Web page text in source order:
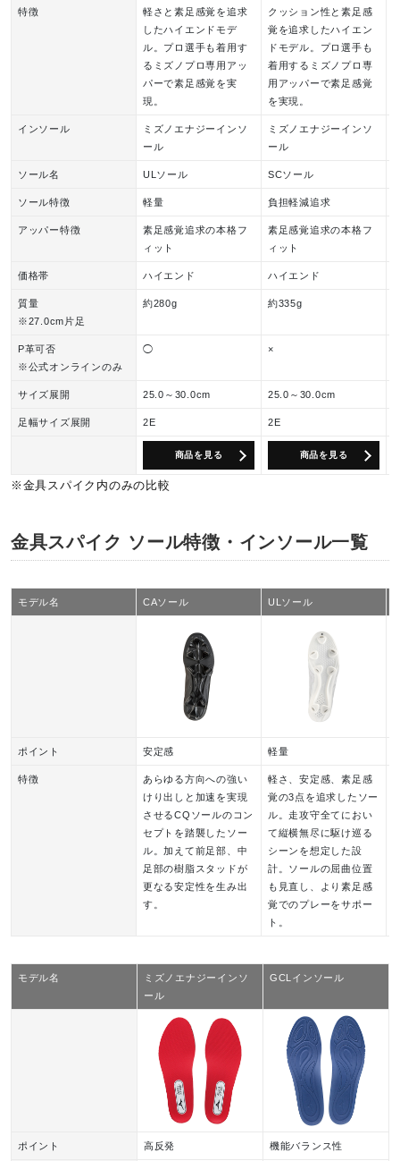
特徴
軽さと素足感覚を追求
したハイエンドモデ
ル。プロ選手も着用す
るミズノプロ専用アッ
パーで素足感覚を実
現。
クッション性と素足感
覚を追求したハイエン
ドモデル。プロ選手も
着用するミズノプロ専
用アッパーで素足感覚
を実現。
インソール
ミズノエナジーインソ
ール
ミズノエナジーインソ
ール
ソール名 ULソール SCソール
ソール特徴 軽量 負担軽減追求
アッパー特徴
素足感覚追求の本格フ
ィット
素足感覚追求の本格フ
ィット
価格帯 ハイエンド ハイエンド
質量
※27.0cm片足
約280g 約335g
P革可否
※公式オンラインのみ
◯ ×
サイズ展開 25.0～30.0cm 25.0～30.0cm
足幅サイズ展開 2E 2E
商品を見る 商品を見る
※金具スパイク内のみの比較
金具スパイク ソール特徴・インソール一覧
モデル名 CAソール ULソール
ポイント 安定感 軽量
特徴
あらゆる方向への強い
けり出しと加速を実現
させるCQソールのコン
セプトを踏襲したソー
ル。加えて前足部、中
足部の樹脂スタッドが
更なる安定性を生み出
す。
軽さ、安定感、素足感
覚の3点を追求したソー
ル。走攻守全てにおい
て縦横無尽に駆け巡る
シーンを想定した設
計。ソールの屈曲位置
も見直し、より素足感
覚でのプレーをサポー
ト。
モデル名
ミズノエナジーインソ
ール
GCLインソール
ポイント 高反発 機能バランス性